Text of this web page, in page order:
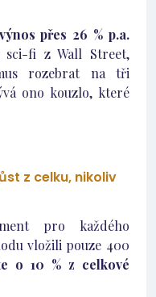
výnos přes 26 % p.a.
fi z Wall Street,
rozebrat na tři
ono kouzlo, které
z celku, nikoliv
pro každého
vložili pouze 400
o 10 % z celkové